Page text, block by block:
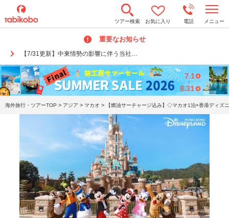
ツアー検索 お気に入り 電話 メニュー
重要なお知らせ
【7/31更新】中東情勢の影響に伴う当社…
o
n
a
v
i
g
a
t
海外旅行・ツアーTOP > アジア > マカオ > 【燃油サーチャージ込み】◇マカオ1泊×香港ディズ